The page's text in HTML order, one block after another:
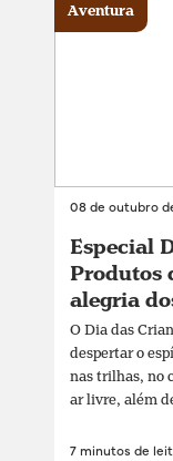
08 de outubro
Especial
Produtos
alegria
O Dia das
despertar o
nas trilhas, no
ar livre, além
7 minutos de
Aventura